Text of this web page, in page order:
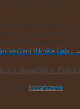
ve čtení klikněte tady…
a skončili v
Nezařazené,